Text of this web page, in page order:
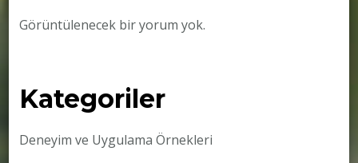
Görüntülenecek bir yorum yok.
Kategoriler
Deneyim ve Uygulama Örnekleri